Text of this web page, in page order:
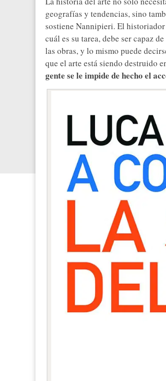
geografías y tendencias, sino
sostiene Nannipieri. El
cuál es su tarea, debe ser capaz
las obras, y lo mismo puede
que el arte está siendo destruido
gente se le impide de hecho el